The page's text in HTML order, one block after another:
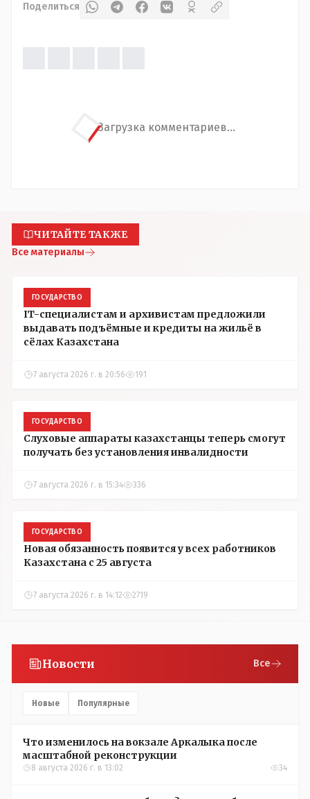
Поделиться
Загрузка комментариев...
ЧИТАЙТЕ ТАКЖЕ
Все материалы
ГОСУДАРСТВО
IT-специалистам и архивистам предложили
выдавать подъёмные и кредиты на жильё в
сёлах Казахстана
7 августа 2026 г. в 20:56 191
ГОСУДАРСТВО
Слуховые аппараты казахстанцы теперь смогут
получать без установления инвалидности
7 августа 2026 г. в 15:34 336
ГОСУДАРСТВО
Новая обязанность появится у всех работников
Казахстана с 25 августа
7 августа 2026 г. в 14:12 2719
Новости Все
Новые Популярные
Что изменилось на вокзале Аркалыка после
масштабной реконструкции
8 августа 2026 г. в 13:02 34